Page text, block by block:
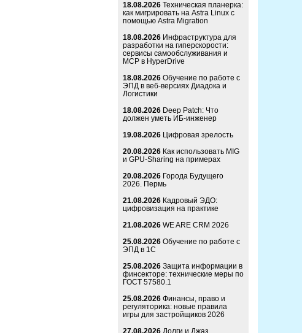
18.08.2026 Техническая планерка:
как мигрировать на Astra Linux с
помощью Astra Migration
18.08.2026 Инфраструктура для
разработки на гиперскорости:
сервисы самообслуживания и
MCP в HyperDrive
18.08.2026 Обучение по работе с
ЭПД в веб-версиях Диадока и
Логистики
18.08.2026 Deep Patch: Что
должен уметь ИБ-инженер
19.08.2026 Цифровая зрелость
20.08.2026 Как использовать MIG
и GPU-Sharing на примерах
20.08.2026 Города Будущего
2026. Пермь
21.08.2026 Кадровый ЭДО:
цифровизация на практике
21.08.2026 WE ARE CRM 2026
25.08.2026 Обучение по работе с
ЭПД в 1С
25.08.2026 Защита информации в
финсекторе: технические меры по
ГОСТ 57580.1
25.08.2026 Финансы, право и
регуляторика: новые правила
игры для застройщиков 2026